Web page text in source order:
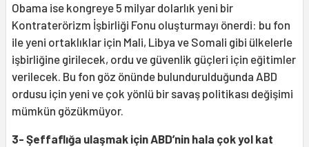
Obama ise kongreye 5 milyar dolarlık yeni bir
Kontraterörizm İşbirliği Fonu oluşturmayı önerdi: bu fon
ile yeni ortaklıklar için Mali, Libya ve Somali gibi ülkelerle
işbirliğine girilecek, ordu ve güvenlik güçleri için eğitimler
verilecek. Bu fon göz önünde bulundurulduğunda ABD
ordusu için yeni ve çok yönlü bir savaş politikası değişimi
mümkün gözükmüyor.
3- Şeffaflığa ulaşmak için ABD’nin hala çok yol kat